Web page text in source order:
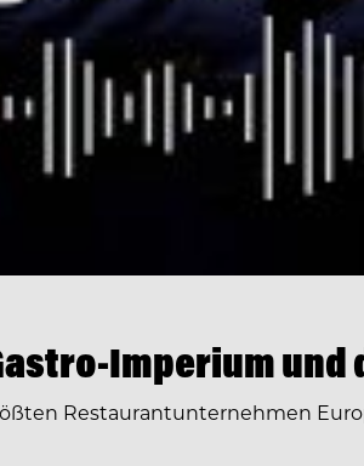
Imperium
Restaurantunternehmen